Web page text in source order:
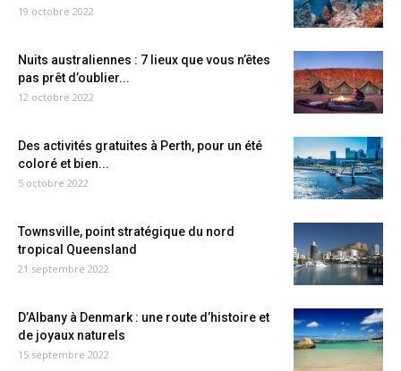
19 octobre 2022
Nuits australiennes : 7 lieux que vous n’êtes
pas prêt d’oublier...
12 octobre 2022
Des activités gratuites à Perth, pour un été
coloré et bien...
5 octobre 2022
Townsville, point stratégique du nord
tropical Queensland
21 septembre 2022
D’Albany à Denmark : une route d’histoire et
de joyaux naturels
15 septembre 2022